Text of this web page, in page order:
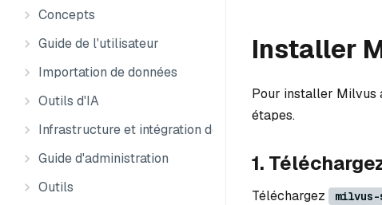
Concepts
Guide de l'utilisateur
Importation de données
Outils d'IA
Infrastructure et intégration des données
Guide d'administration
Outils
Installer
Pour installer Milvus
étapes.
1.
Téléchargez milvus-